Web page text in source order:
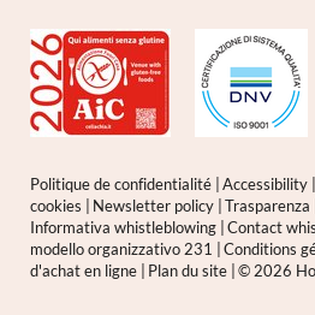
Politique de confidentialité Accessibility
cookies
Newsletter policy Trasparenza
Informativa whistleblowing Contact
modello organizzativo 231
Conditions
d'achat en ligne
Plan du site © 2026